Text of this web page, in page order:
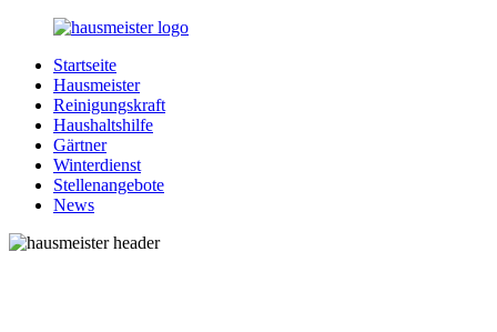
Zurück
Inhalt
Hausmeister.de
Alles
rund
Ihren
Haushalt
Startseite
Hausmeister
Reinigungskraft
Haushaltshilfe
Gärtner
Winterdienst
Stellenangebote
News